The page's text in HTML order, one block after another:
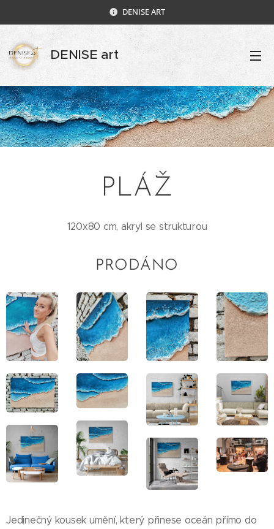
DENISE ART
DENISE art
PLÁŽ
120x80 cm, akryl se strukturou
PRODÁNO
Jedinečný kousek umění, který přinese oceán přímo do